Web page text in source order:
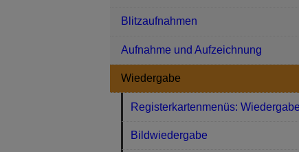
Blitzaufnahmen
Aufnahme und Aufzeichnung
Wiedergabe
Registerkartenmenüs: Wiedergabe
Bildwiedergabe